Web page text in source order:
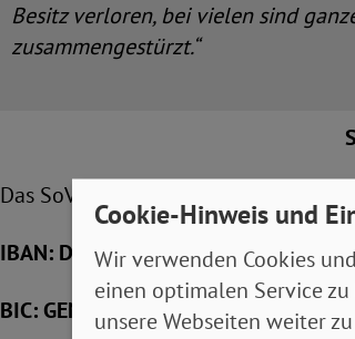
Besitz verloren, bei vielen sind
zusammengestürzt.“
Das SoVD-Spendenkonto zur Hilfe
IBAN: DE89 5206 0410 3003 9999 39
BIC: GENODEF1EK1
Cookie-Hinweis und
Wir verwenden Cookies
einen optimalen Service
unsere Webseiten weiter